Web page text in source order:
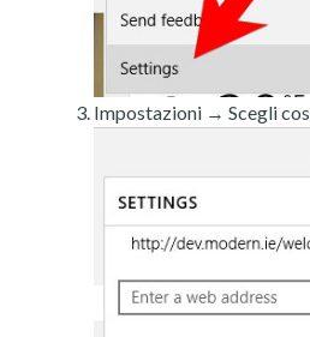
Impostazioni → Scegli